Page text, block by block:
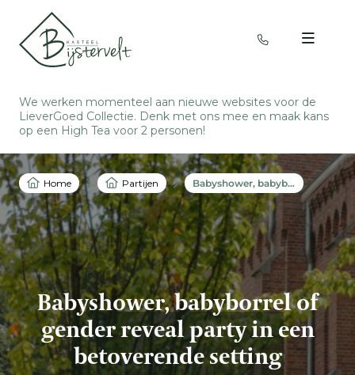
We werken momenteel aan nieuwe websites voor de
LieverGoed Collectie. Denk met ons mee en maak kans
op een High Tea voor 2 personen!
Home Partijen Babyshower, babyborrel of gender reveal party in een betoverende setting
Babyshower, babyborrel of
gender reveal party in een
betoverende setting